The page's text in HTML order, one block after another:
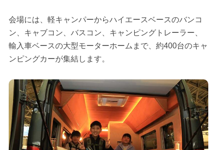
会場には、軽キャンパーからハイエースベースのバンコ
ン、キャブコン、バスコン、キャンピングトレーラー、
輸入車ベースの大型モーターホームまで、約400台のキャ
ンピングカーが集結します。